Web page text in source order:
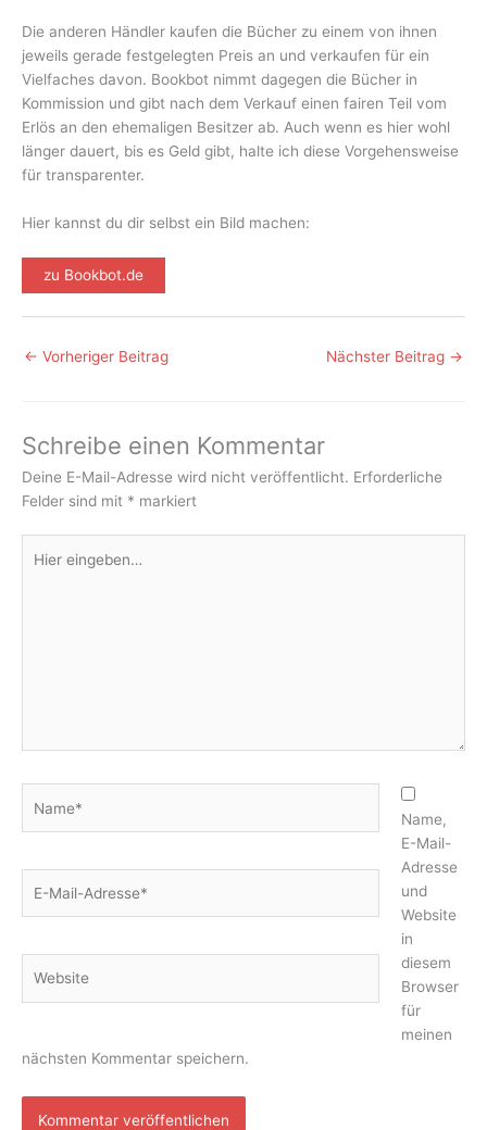
Die anderen Händler kaufen die Bücher zu einem von ihnen
jeweils gerade festgelegten Preis an und verkaufen für ein
Vielfaches davon. Bookbot nimmt dagegen die Bücher in
Kommission und gibt nach dem Verkauf einen fairen Teil vom
Erlös an den ehemaligen Besitzer ab. Auch wenn es hier wohl
länger dauert, bis es Geld gibt, halte ich diese Vorgehensweise
für transparenter.
Hier kannst du dir selbst ein Bild machen:
zu Bookbot.de
← Vorheriger Beitrag Nächster Beitrag →
Schreibe einen Kommentar
Deine E-Mail-Adresse wird nicht veröffentlicht. Erforderliche
Felder sind mit * markiert
eingeben…
Mail-
Name,
E-Mail-
Adresse
und
Website
in
diesem
Browser
für
meinen
nächsten Kommentar speichern.